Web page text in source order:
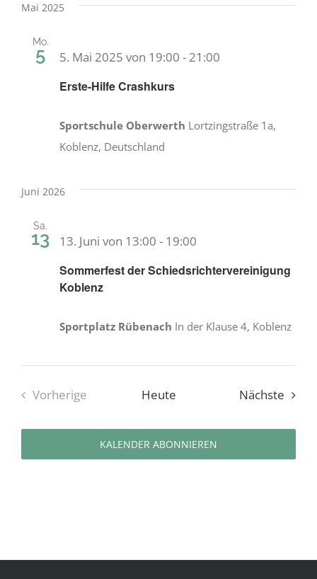
Mai 2025
Mo.
5
Erste-Hilfe Crashkurs
5. Mai 2025 von 19:00 - 21:00
Sportschule Oberwerth Lortzingstraße 1a,
Koblenz, Deutschland
Juni 2026
Sa.
13
Sommerfest der Schiedsrichtervereinigung
Koblenz
13. Juni von 13:00 - 19:00
Sportplatz Rübenach In der Klause 4, Koblenz
Vorherige
Heute Nächste
KALENDER ABONNIEREN